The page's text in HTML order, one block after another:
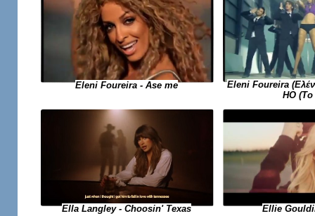
Eleni Foureira - Ase me
Eleni Foureira
HO
Ella Langley - Choosin' Texas Ellie